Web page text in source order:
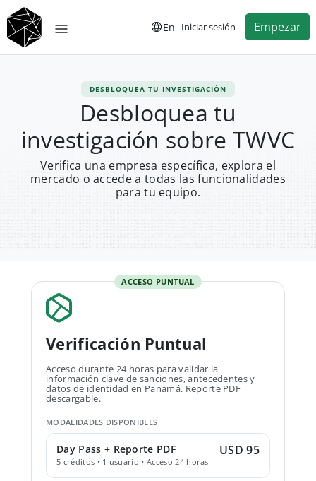
En Iniciar sesión Empezar
DESBLOQUEA TU INVESTIGACIÓN
Desbloquea tu
investigación sobre TWVC
Verifica una empresa específica, explora el
mercado o accede a todas las funcionalidades
para tu equipo.
ACCESO PUNTUAL
Verificación Puntual
Acceso durante 24 horas para validar la
información clave de sanciones, antecedentes y
datos de identidad en Panamá. Reporte PDF
descargable.
MODALIDADES DISPONIBLES
Day Pass + Reporte PDF
5 créditos • 1 usuario • Acceso 24 horas
USD 95